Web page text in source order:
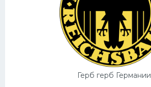
Герб герб Германии